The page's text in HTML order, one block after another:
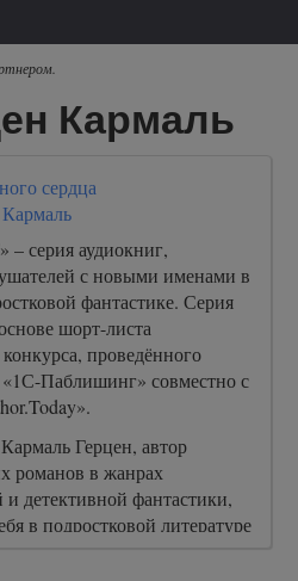
Кармаль
сердца
– серия аудиокниг,
с новыми именами в
фантастике. Серия
шорт-листа
проведённого
«1С-Паблишинг» совместно с
Герцен, автор
романов в жанрах
и детективной фантастики,
в подростковой литературе